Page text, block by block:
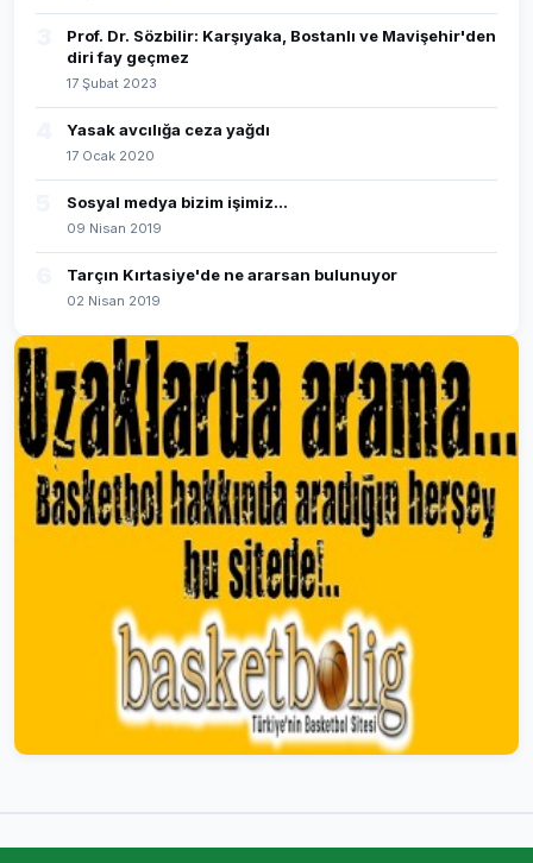
Prof. Dr. Sözbilir: Karşıyaka, Bostanlı ve Mavişehir'den
diri fay geçmez
17 Şubat 2023
Yasak avcılığa ceza yağdı
17 Ocak 2020
Sosyal medya bizim işimiz...
09 Nisan 2019
Tarçın Kırtasiye'de ne ararsan bulunuyor
02 Nisan 2019